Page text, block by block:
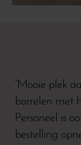
“Mooie plek
borrelen met
Personeel is
bestelling